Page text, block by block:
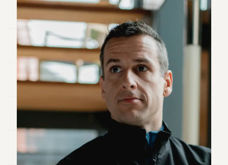
Andy
Andy
38
Andy
37
36
Andy
Andy
Andy
32